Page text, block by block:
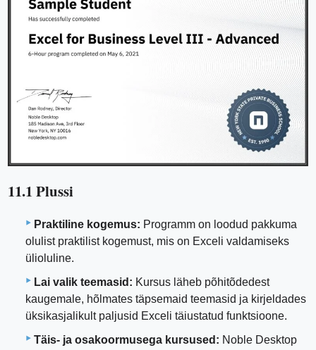
11.1 Plussi
Praktiline kogemus: Programm on loodud pakkuma
olulist praktilist kogemust, mis on Exceli valdamiseks
ülioluline.
Lai valik teemasid: Kursus läheb põhitõdedest
kaugemale, hõlmates täpsemaid teemasid ja kirjeldades
üksikasjalikult paljusid Exceli täiustatud funktsioone.
Täis- ja osakoormusega kursused: Noble Desktop